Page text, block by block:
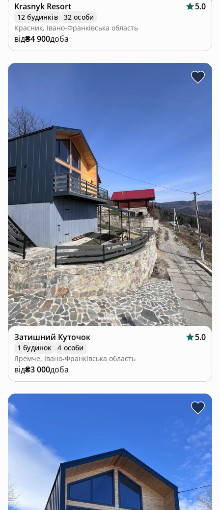
Krasnyk Resort 5.0
12 будинків
32 особи
Красник, Івано-Франківська область
від₴4 900доба
Затишний Куточок 5.0
1 будинок
4 особи
Яремче, Івано-Франківська область
від₴3 000доба